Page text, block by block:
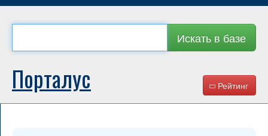
Искать в базе
Рейтинг
Порталус